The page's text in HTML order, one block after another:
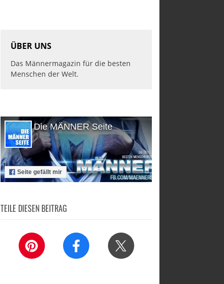
ÜBER UNS
Das Männermagazin für die besten
Menschen der Welt.
Die MÄNNER Seite
Seite gefällt mir
TEILE DIESEN BEITRAG